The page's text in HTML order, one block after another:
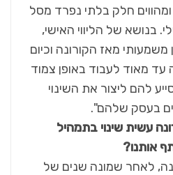
ומהווים חלק בלתי נפרד מסל
בנושא של הליווי האישי,
מאז הקורונה וכיום
עד מאוד לעבוד באופן צמוד
להם ליצור את השינוי
בעסק שלהם".
עשית שינוי בתמהיל
אותנו?
לאחר שמונה שנים של